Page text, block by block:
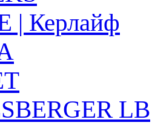
| Керлайф
LB